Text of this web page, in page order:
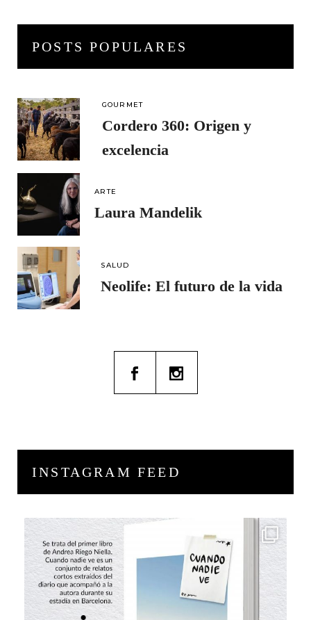
POSTS POPULARES
GOURMET
Cordero 360: Origen y
excelencia
ARTE
Laura Mandelik
SALUD
Neolife: El futuro de la vida
INSTAGRAM FEED